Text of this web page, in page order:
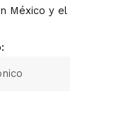
México y el